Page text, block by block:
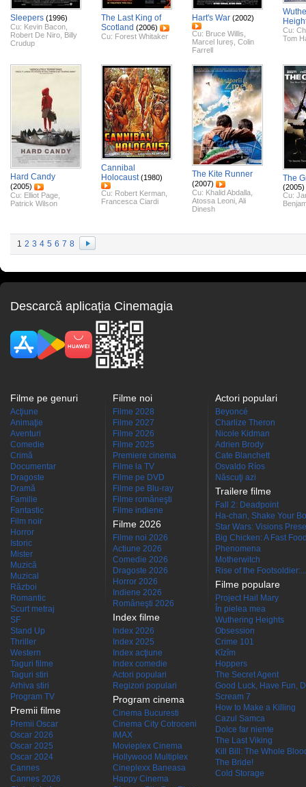
Sleepers (1996)
Cu: Kevin Bacon
Robert De Niro Billy
Crudup
The Last King of
Scotland (2006)
Cu: Forest Whitaker
Hart's War (2002)
Cu: Bruce Willis
Marcel Iureș Colin
Farrell
Cu:
Tom
Hard Candy
(2005)
Cu: Elliot Page
Patrick Wilson
Cannibal
Holocaust (1980)
Cu: Robert Kerman
Francesca Ciardi
The Kite Runner
(2007)
Cu: Khalid Abdalla
Atossa Leoni Ali
Dinesh
The
(2005)
Cu:
1 2 3 4 5 6 7 8
Descarcă aplicaţia Cinemagia
Filme pe genuri
Acţiune
Animaţie
Aventuri
Comedie
Crimă
Documentar
Dragoste
Dramă
Familie
Fantastic
Film noir
Horror
Istoric
Mister
Muzică
Muzical
Război
Romantic
Scurt metraj
SF
Stand Up
Thriller
Western
Taguri filme
Taguri stiri
Arhiva stiri
Program TV
Premii filme
Premii Oscar
Oscar 2026
Oscar 2025
Oscar 2024
Cannes
Cannes 2026
Filme noi
Filme 2028
Filme 2027
Filme 2026
Filme 2025
Premiere cinema
Filme la TV
Filme pe DVD
Filme pe Blu-ray
Filme româneşti
Filme indiene
Filme 2026
Filme noi 2026
Actiune 2026
Comedie 2026
Dragoste 2026
Horror 2026
Indiene 2026
Româneşti 2026
Index filme
Index 2026
Index 2025
Index acţiune
Index comedie
Actori populari
Regizori populari
Program cinema
Cinema Bucuresti
Cinema City Cotroceni
IMAX
Movieplex Cinema
Hollywood Multiplex
Cineplexx Baneasa
Happy Cinema
Actori populari
Beyoncé
Charlize Theron
Nicole Kidman
Adrien Brody
Cate Blanchett
Osvaldo Ríos
Născuţi azi
Trailere filme
Fall 2: Deadpoint
Ha-chan, Shake Your
Star Wars: Visions
Big Chicken: A Fast
Phenomena
Motherwitch
Rise of the Footsoldier:...
Filme populare
Project Hail Mary
În pielea mea
Wuthering Heights
Obsession
Crime 101
Kîzîm
Hoppers
The Secret Agent
Good Luck, Have Fun,
Scream 7
How to Make a Killing
Cazul Samca
Dolce far niente
The Last Viking
Kill Bill: The Whole
The Bride!
Cold Storage